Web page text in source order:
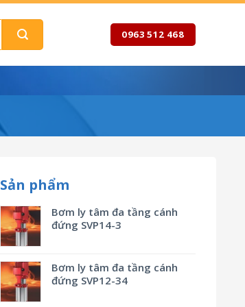
0963 512 468
Sản phẩm
Bơm ly tâm đa tầng cánh
đứng SVP14-3
Bơm ly tâm đa tầng cánh
đứng SVP12-34